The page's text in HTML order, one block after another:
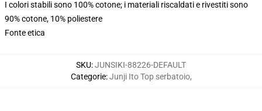
I colori stabili sono 100% cotone; i materiali riscaldati e rivestiti sono
90% cotone, 10% poliestere
Fonte etica
SKU:JUNSIKI-88226-DEFAULT
Categorie:Junji Ito Top serbatoio,